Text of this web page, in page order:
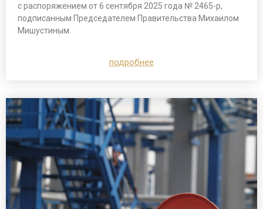
с распоряжением от 6 сентября 2025 года № 2465-р,
подписанным Председателем Правительства Михаилом
Мишустиным.
подробнее